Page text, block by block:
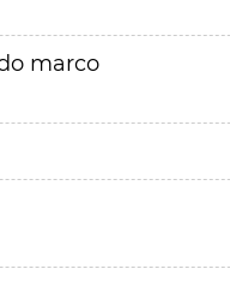
marco